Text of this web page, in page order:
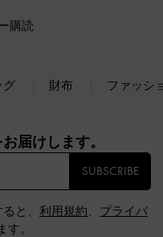
購読
グ 財布 ファッシ
届けします。​
SUBSCRIBE
と、 利用規約、 プライバ
。